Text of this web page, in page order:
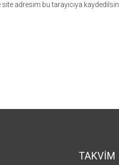
adresim bu tarayıcıya kaydedilsin.
TAKVİM